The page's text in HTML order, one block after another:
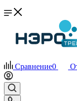
Сравнение0